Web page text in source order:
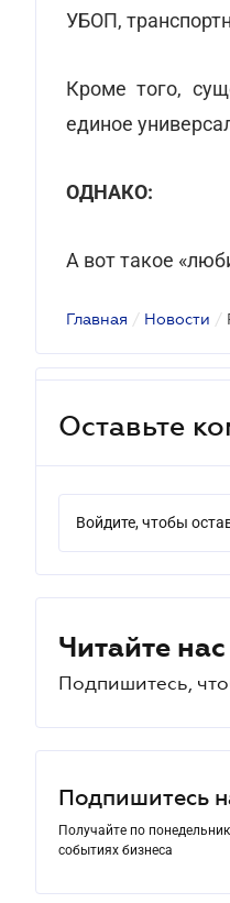
УБОП,
Кроме того,
единое
ОДНАКО:
А вот такое
Главная / Новости /
Оставьте
Войдите, чтобы
Читайте
Подпишитесь,
Подпишитесь
Получайте по
событиях бизнеса